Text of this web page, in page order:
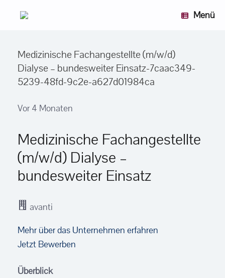
Menü
Medizinische Fachangestellte (m/w/d)
Dialyse – bundesweiter Einsatz-7caac349-
5239-48fd-9c2e-a627d01984ca
Vor 4 Monaten
Medizinische Fachangestellte
(m/w/d) Dialyse –
bundesweiter Einsatz
avanti
Mehr über das Unternehmen erfahren
Jetzt Bewerben
Überblick